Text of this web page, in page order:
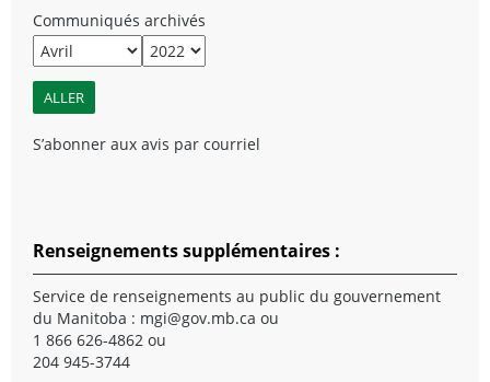
Communiqués archivés
S’abonner aux avis par courriel
Renseignements supplémentaires :
Service de renseignements au public du gouvernement
du Manitoba : mgi@gov.mb.ca ou
1 866 626-4862 ou
204 945-3744